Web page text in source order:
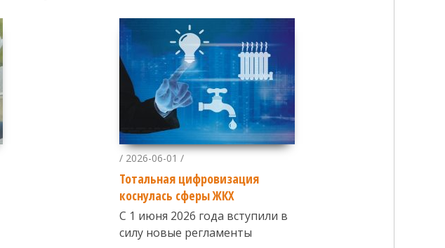
/ 2026-06-01 /
Тотальная цифровизация
коснулась сферы ЖКХ
С 1 июня 2026 года вступили в
силу новые регламенты